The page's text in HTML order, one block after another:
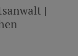
|